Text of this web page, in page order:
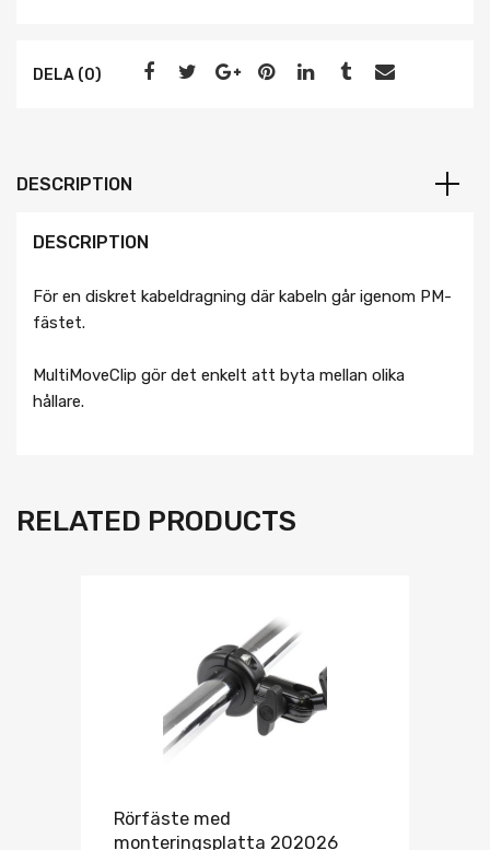
DELA (0)
DESCRIPTION
DESCRIPTION
För en diskret kabeldragning där kabeln går igenom PM-
fästet.
MultiMoveClip gör det enkelt att byta mellan olika
hållare.
RELATED PRODUCTS
Rörfäste med
monteringsplatta 202026